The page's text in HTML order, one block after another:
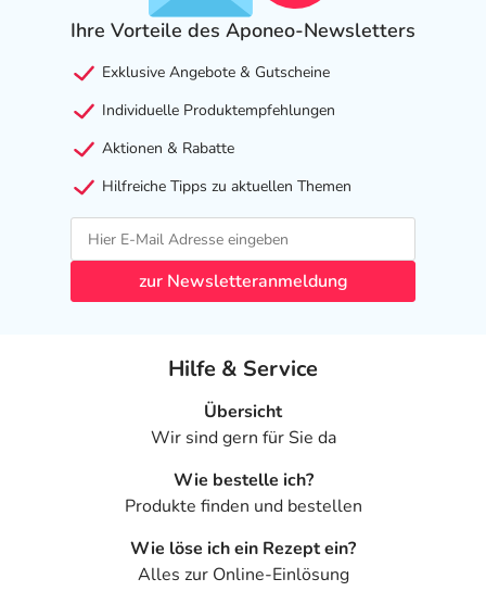
Ihre Vorteile des Aponeo-Newsletters
Exklusive Angebote & Gutscheine
Individuelle Produktempfehlungen
Aktionen & Rabatte
Hilfreiche Tipps zu aktuellen Themen
zur Newsletteranmeldung
Hilfe & Service
Übersicht
Wir sind gern für Sie da
Wie bestelle ich?
Produkte finden und bestellen
Wie löse ich ein Rezept ein?
Alles zur Online-Einlösung